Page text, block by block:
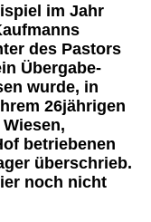
im Jahr
des Pastors
Übergabe-
wurde, in
26jährigen
betriebenen
überschrieb.
noch nicht